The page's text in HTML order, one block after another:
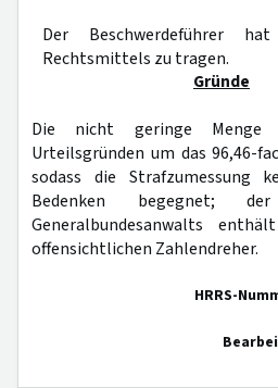
Der Beschwerdeführer
Rechtsmittels zu tragen.
Gründe
Die nicht geringe
Urteilsgründen um das 96,46-
sodass die Strafzumessung
Bedenken begegnet;
Generalbundesanwalts
offensichtlichen Zahlendreher.
HRRS-